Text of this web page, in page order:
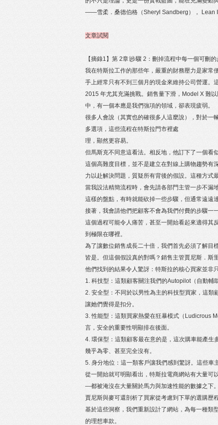
——雪柔．桑德伯格（Sheryl Sandberg）， Lean
文章試閱
【摘錄1】第 2章∣步驟 2：刪掉流程中每一個可刪
我在特斯拉工作的那些年，嚴重的財務壓力是家常
手上經常只有不到三個月的現金來維持公司營運。
2015 年尤其充滿挑戰。銷售量下滑，Model X 難
中，有一個本應是我們強項的領域，卻表現疲弱。
很多人會說（其實也的確很多人這麼說），對於一
多選項，這些流程在特斯拉門市裡處
理，顯然更容易。
但馬斯克不同意這看法。相反地，他訂下了一個看
這個高難度目標，並不是建立在對線上購物趨勢有
力以赴解決問題，質疑所有背後的假設。這種方式
當我設法精簡流程時，會先請各部門主管一步不漏
這樣的盤點，有時就能砍掉一些步驟，但通常遠
接著，我會請他們把顧客不會為我們付費的步驟一
這個過程可能令人痛苦，甚至一開始看起來適得
到極限在哪裡。
為了讓數位銷售成長二十倍，我們首先必須了解目
皆是。但這個假設真的對嗎？銷售主管賈尼斯．
他們找到的結果令人驚訝：特斯拉的核心買家並非
1. 科技型：這類顧客關注我們的Autopilot（自動
2. 安全型：不同於以男性為主的科技型買家，這
讓她們覺得是扣分。
3. 性能型：這類買家熱愛在狂暴模式（Ludicrous
言，安全的重要性明顯排在後面。
4. 環保型：這類顧客最在意的是，這次購車能產
幾乎為零、甚至完全沒有。
5. 身分地位：這一類客戶讓我們感到驚訝。這些
從一開始就可明顯看出，特斯拉電商網站有大量
—都被淹沒在大量關於馬力與加速性能的數據之下
賈尼斯與麥可還剖析了買家從考慮到下單的選購
基於這些洞察，我們重新設計了網站，為每一種類
的理想車款。